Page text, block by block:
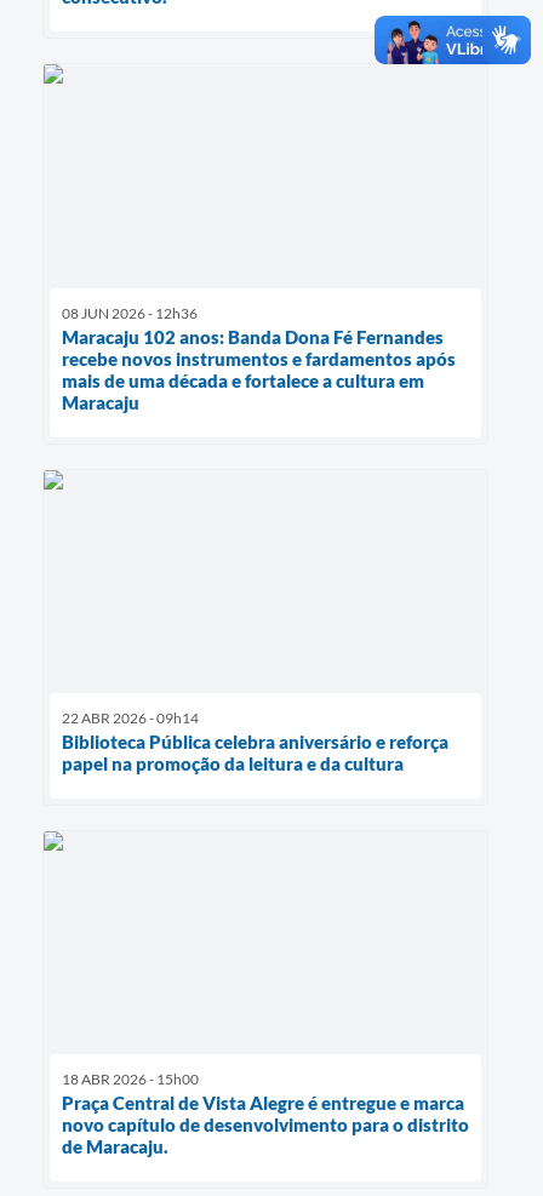
08 JUN 2026 - 12h36
Maracaju 102 anos: Banda Dona Fé Fernandes
recebe novos instrumentos e fardamentos após
mais de uma década e fortalece a cultura em
Maracaju
22 ABR 2026 - 09h14
Biblioteca Pública celebra aniversário e reforça
papel na promoção da leitura e da cultura
18 ABR 2026 - 15h00
Praça Central de Vista Alegre é entregue e marca
novo capítulo de desenvolvimento para o distrito
de Maracaju.